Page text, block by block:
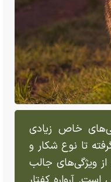
خاص زیادی
تا نوع شکار و
ویژگی‌های جالب